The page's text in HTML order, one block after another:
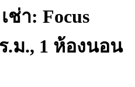
ช่า: Focus
.ม., 1 ห้องนอน